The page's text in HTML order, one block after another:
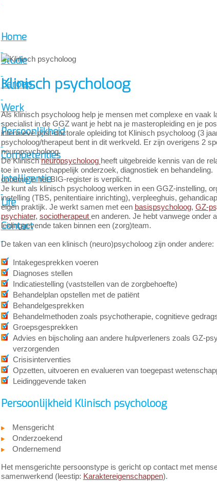
Home
Studie
Beroep
Werk
Persoonlijkheid
Competenties
Intelligentie
Life
Contact
Klinisch psycholoog
Als klinisch psycholoog help je mensen met complexe en vaak
specialist in de GGZ want je hebt na je masteropleiding en je
intensieve post-doctorale opleiding tot Klinisch psycholoog (3
psycholoog/therapeut bent in dit werkveld. Er zijn overigens 2
neuropsycholoog.
De Klinischneuropsycholoog heeft uitgebreide kennis van de
toe in wetenschappelijk onderzoek, diagnostiek en
opname in het BIG-register is verplicht.
Je kunt als klinisch psycholoog werken in een GGZ-instelling,
instelling (TBS, penitentiaire inrichting), verpleeghuis,
eigen praktijk. Je werkt samen met een basispsycholoog, GZ-
psychiater, sociotherapeut en anderen. Je hebt vanwege onder
leidinggevende taken binnen een (zorg)team.
De taken van een klinisch (neuro)psycholoog zijn onder andere:
Intakegesprekken voeren
Diagnoses stellen
Indicatiestelling (vaststellen van de zorgbehoefte)
Behandelplan opstellen met de patiënt
Behandelgesprekken
Behandelmethoden zoals psychotherapie, cognitieve
Groepsgesprekken
Advies en bijscholing aan andere hulpverleners zoals GZ-
verzorgenden
Crisisinterventies
Opzetten, uitvoeren en evalueren van toegepast
Leidinggevende taken
Persoonlijkheid Klinisch psycholoog
Mensgericht
Onderzoekend
Ondernemend
Het mensgerichte persoonstype is gericht op contact met
samenwerkend (leestip: Karaktereigenschappen).